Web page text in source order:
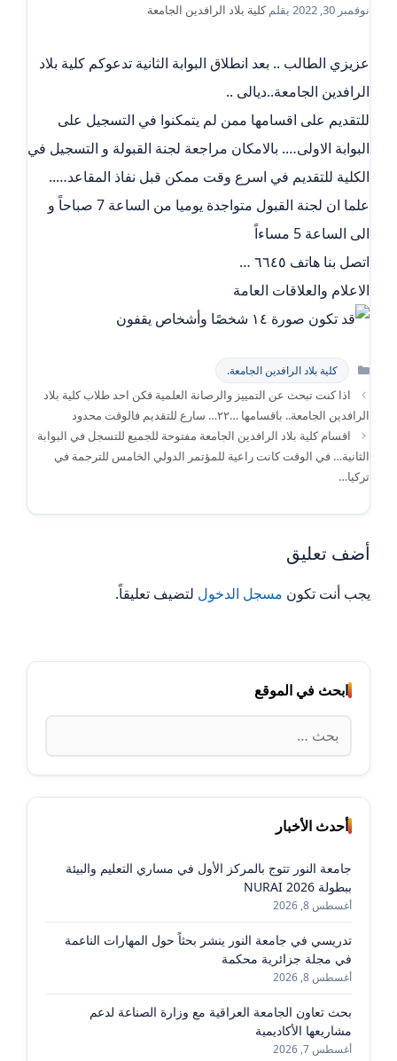
نوفمبر 30, 2022 بقلمكلية بلاد الرافدين الجامعة
عزيزي الطالب .. بعد انطلاق البوابة الثانية تدعوكم كلية بلاد
الرافدين الجامعة..ديالى ..
للتقديم على اقسامها ممن لم يتمكنوا في التسجيل على
البوابة الاولى…. بالامكان مراجعة لجنة القبولة و التسجيل في
الكلية للتقديم في اسرع وقت ممكن قبل نفاذ المقاعد…..
علما ان لجنة القبول متواجدة يوميا من الساعة 7 صباحاً و
الى الساعة 5 مساءاً
اتصل بنا هاتف ٦٦٤٥ …
الاعلام والعلاقات العامة
التصنيفات
كلية بلاد الرافدين الجامعة.
اذا كنت تبحث عن التمييز والرصانة العلمية فكن احد طلاب كلية بلاد
الرافدين الجامعة.. باقسامها …٢٢… سارع للتقديم فالوقت محدود
اقسام كلية بلاد الرافدين الجامعة مفتوحة للجميع للتسجل في البوابة
الثانية… في الوقت كانت راعية للمؤتمر الدولي الخامس للترجمة في
تركيا…
أضف تعليق
يجب أنت تكون مسجل الدخول لتضيف تعليقاً.
ابحث في الموقع
البحث
عن:
أحدث الأخبار
جامعة النور تتوج بالمركز الأول في مساري التعليم والبيئة
ببطولة NURAI 2026
أغسطس 8, 2026
تدريسي في جامعة النور ينشر بحثاً حول المهارات الناعمة
في مجلة جزائرية محكمة
أغسطس 8, 2026
بحث تعاون الجامعة العراقية مع وزارة الصناعة لدعم
مشاريعها الأكاديمية
أغسطس 7, 2026